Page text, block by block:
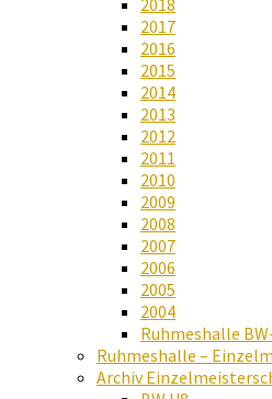
2018
2017
2016
2015
2014
2013
2012
2011
2010
2009
2008
2007
2006
2005
2004
Ruhmeshalle
Ruhmeshalle –
Archiv